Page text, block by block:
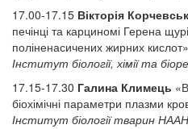
17.00-17.15 Вікторія
печінці та карциномі Герена
поліненасичених жирних кислот»
Інститут біології, хімії та
17.15-17.30 Галина Климець
біохімічні параметри плазми
Інститут біології тварин